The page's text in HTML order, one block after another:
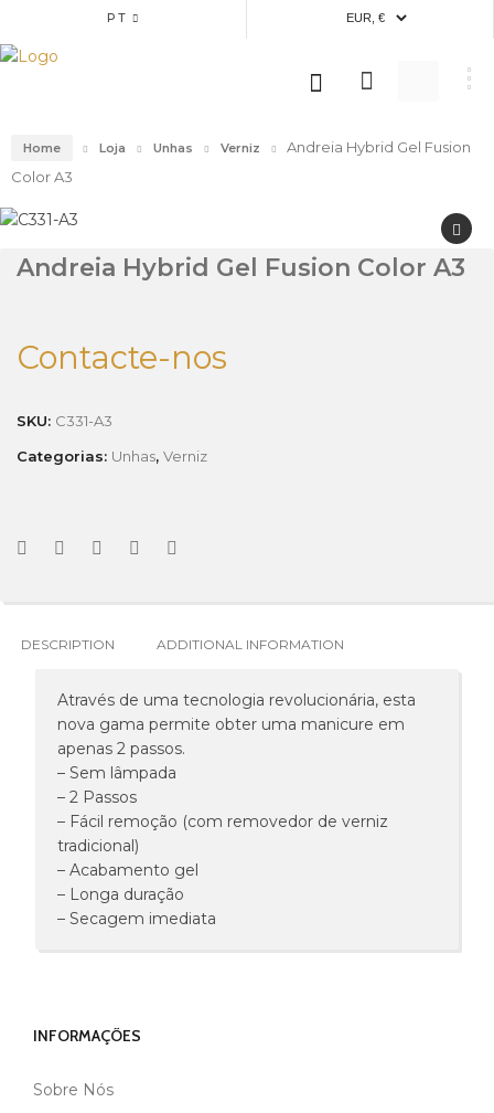
PT
Home Loja Unhas Verniz
Andreia Hybrid Gel Fusion
Color A3
Andreia Hybrid Gel Fusion Color A3
Contacte-nos
SKU: C331-A3
Categorias: Unhas, Verniz
DESCRIPTION ADDITIONAL INFORMATION
Através de uma tecnologia revolucionária, esta
nova gama permite obter uma manicure em
apenas 2 passos.
– Sem lâmpada
– 2 Passos
– Fácil remoção (com removedor de verniz
tradicional)
– Acabamento gel
– Longa duração
– Secagem imediata
MARCA
INFORMAÇÕES
Sobre Nós